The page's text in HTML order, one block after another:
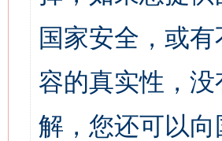
国家安全，或
容的真实性，
解，您还可以